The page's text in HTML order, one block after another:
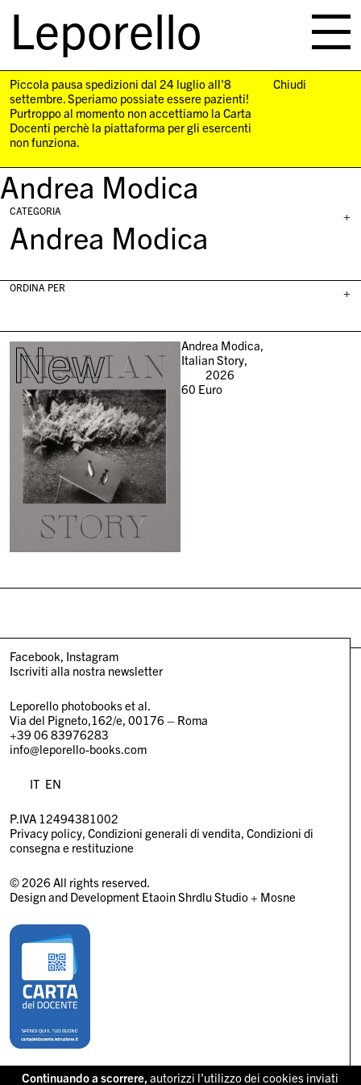
Leporello
navigation
Piccola pausa spedizioni dal 24 luglio all'8
settembre. Speriamo possiate essere pazienti!
Purtroppo al momento non accettiamo la Carta
Docenti perchè la piattaforma per gli esercenti
non funziona.
Chiudi
Andrea Modica
+
CATEGORIA
Andrea Modica
+
ORDINA PER
New
Andrea Modica,
Italian Story,
2026
60 Euro
Facebook Instagram
Iscriviti alla nostra newsletter
Leporello photobooks et al.
Via del Pigneto,162/e, 00176 – Roma
+39 06 83976283
info@leporello-books.com
IT EN
P.IVA 12494381002
Privacy policy Condizioni generali di vendita Condizioni di
consegna e restituzione
© 2026 All rights reserved.
Design and Development Etaoin Shrdlu Studio+ Mosne
Continuando a scorrere, autorizzi l’utilizzo dei cookies inviati